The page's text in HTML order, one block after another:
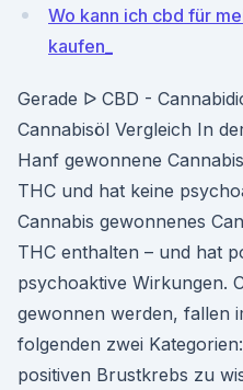
Wo kann ich cbd für
kaufen_
Gerade ᐅ CBD -
Cannabisöl Vergleich In
Hanf gewonnene
THC und hat keine
Cannabis gewonnenes
THC enthalten – und hat
psychoaktive Wirkungen.
gewonnen werden, fallen
folgenden zwei
positiven Brustkrebs zu